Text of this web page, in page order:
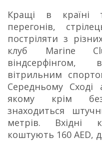
Кращі в країні
перегонів,
постріляти з
клуб Marine
вітрильним
Середньому Сході
якому крім
знаходиться
метрів. Вхідні
коштують 160 AED,